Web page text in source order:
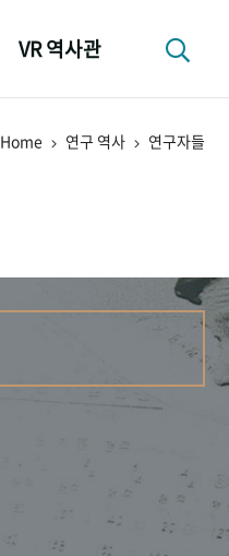
VR 역사관
Home 연구 역사 연구자들